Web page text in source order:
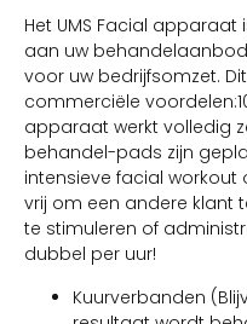
Het UMS Facial
aan uw
voor uw bedrijfsomzet.
commerciële
apparaat werkt volledig
behandel-pads zijn
intensieve facial
vrij om een andere klant
te stimuleren of
dubbel per uur!
Kuurverbanden